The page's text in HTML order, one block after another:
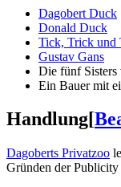
Dagobert Duck
Donald Duck
Tick, Trick und
Gustav Gans
Die fünf Sisters
Ein Bauer mit
Handlung[
Dagoberts Privatzoo
Gründen der Publicity